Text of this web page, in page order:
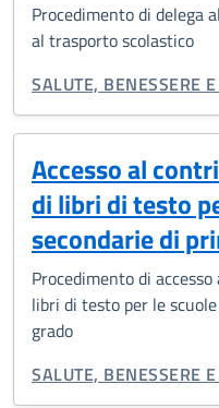
Procedimento di delega
al trasporto scolastico
CATEGORIA
SALUTE, BENESSERE
Accesso al
di libri di testo
secondarie di
Procedimento di
libri di testo per le
grado
CATEGORIA
SALUTE, BENESSERE